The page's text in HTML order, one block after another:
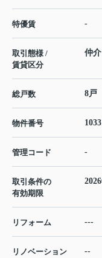
特優賃 -
取引態様 /
賃貸区分
仲
総戸数 8戸
物件番号
管理コード -
取引条件の
有効期限
リフォーム ---
リノベーション --